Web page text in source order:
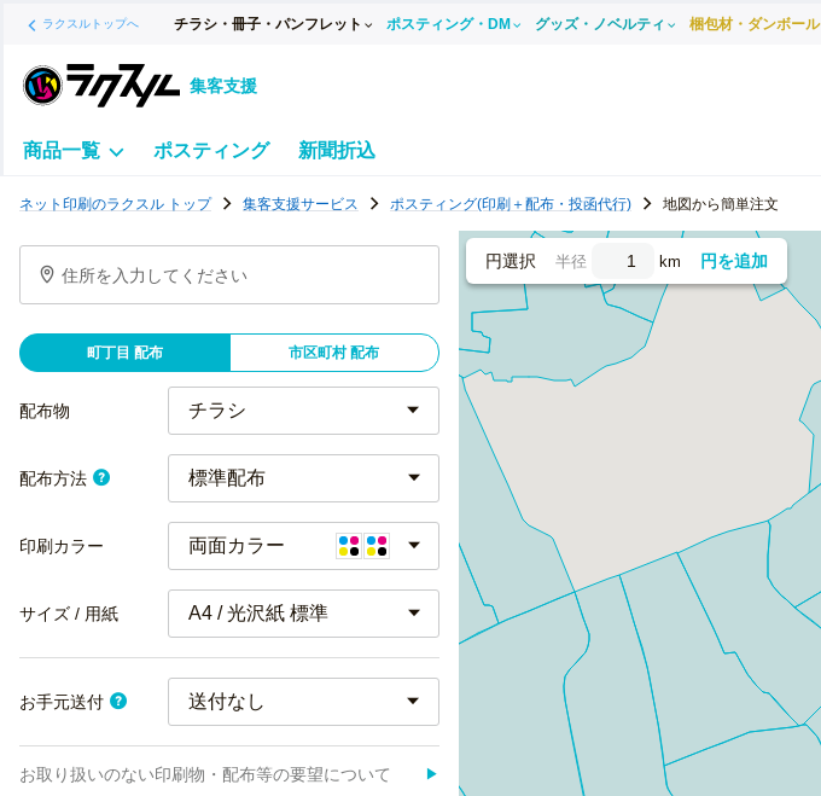
ラクスルトップへ チラシ・冊子・パンフレット ポスティング・DM グッズ・ノベルティ 梱包材・ダンボール
集客支援
商品一覧 ポスティング 新聞折込
テ
グ
ラ
ネット印刷のラクスル トップ 集客支援サービス ポスティング(印刷＋配布・投函代行) 地図から簡単注文
住所を入力してください
町丁目 配布 市区町村 配布
配布物
配布方法 標準配布
印刷カラー 両面カラー
サイズ / 用紙 A4 / 光沢紙 標準
お手元送付
お取り扱いのない印刷物・配布等の要望について ▶
円選択 半径 km 円を追加